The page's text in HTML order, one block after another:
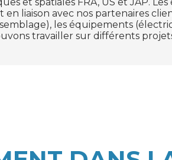
liaison avec nos partenaires
les équipements
travailler sur différents